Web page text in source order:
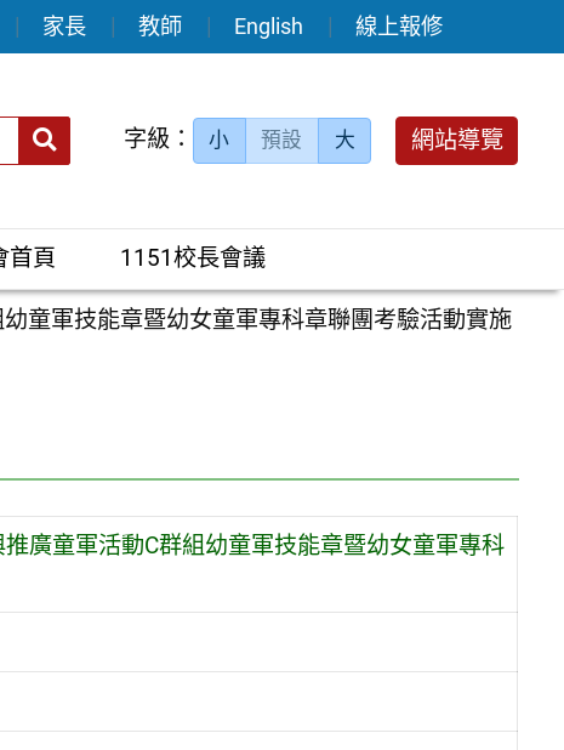
家長 教師 English 線上報修
送出 字級： 小 預設 大 網站導覽
首頁 1151校長會議
童軍技能章暨幼女童軍專科章聯團考驗活動實施
廣童軍活動C群組幼童軍技能章暨幼女童軍專科